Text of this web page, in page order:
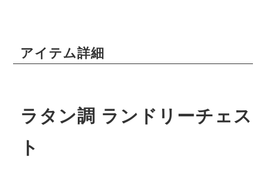
アイテム詳細
ラタン調 ランドリーチェス
ト